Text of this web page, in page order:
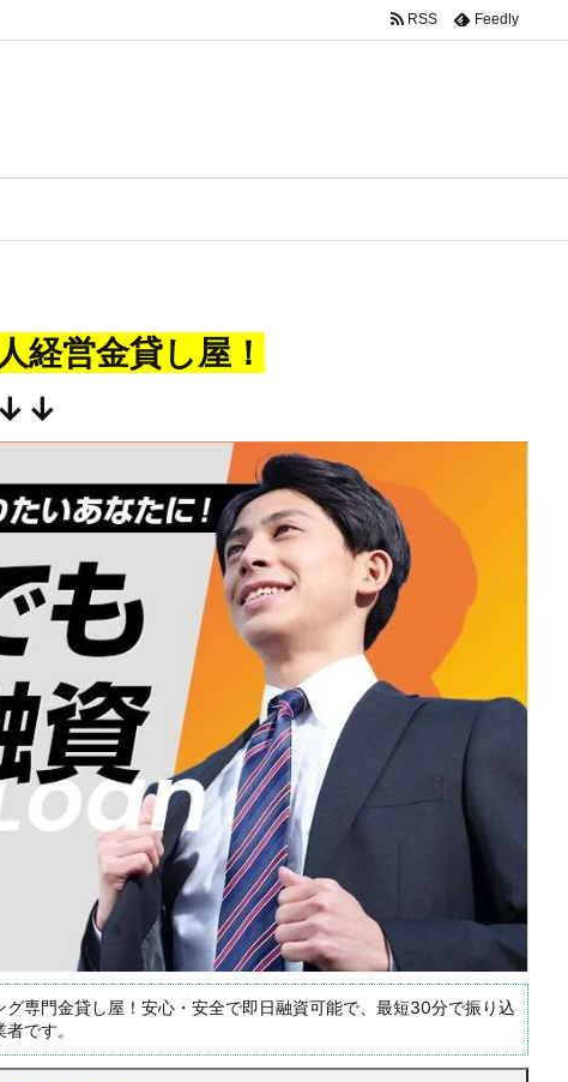
RSS Feedly
経営金貸し屋！
専門金貸し屋！安心・安全で即日融資可能で、最短30分で振り込
です。